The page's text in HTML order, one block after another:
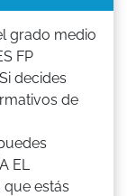
grado medio
FP
decides
de
EL
que estás